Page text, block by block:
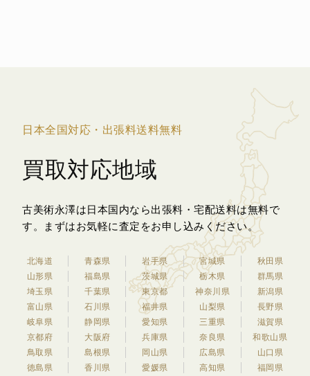
日本全国対応・出張料送料無料
買取対応地域
古美術永澤は日本国内なら出張料・宅配送料は無料で
す。
まずはお気軽に査定をお申し込みください。
北海道 青森県 岩手県 宮城県
秋田県
山形県
福島県 茨城県 栃木県
群馬県
埼玉県
千葉県 東京都 神奈川県
新潟県
富山県
石川県 福井県 山梨県
長野県
岐阜県
静岡県 愛知県 三重県
滋賀県
京都府
大阪府 兵庫県 奈良県
和歌山県
鳥取県
島根県 岡山県 広島県
山口県
徳島県
香川県 愛媛県 高知県
福岡県